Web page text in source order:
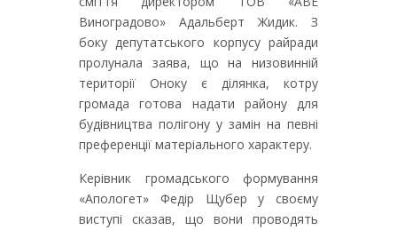
Виноградово» Адальберт Жидик. З
боку депутатського корпусу райради
пролунала заява, що на низовинній
території Оноку є ділянка, котру
громада готова надати району для
будівництва полігону у замін на певні
преференції матеріального характеру.
Керівник громадського формування
«Апологет» Федір Щубер у своєму
виступі сказав, що вони проводять